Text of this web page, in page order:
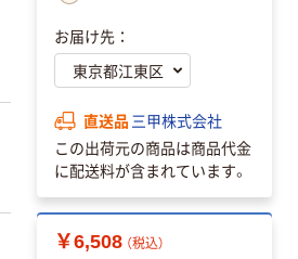
お届け先：
直送品 三甲株式会社
この出荷元の商品は商品代金
に配送料が含まれています。
￥6,508 （税込）